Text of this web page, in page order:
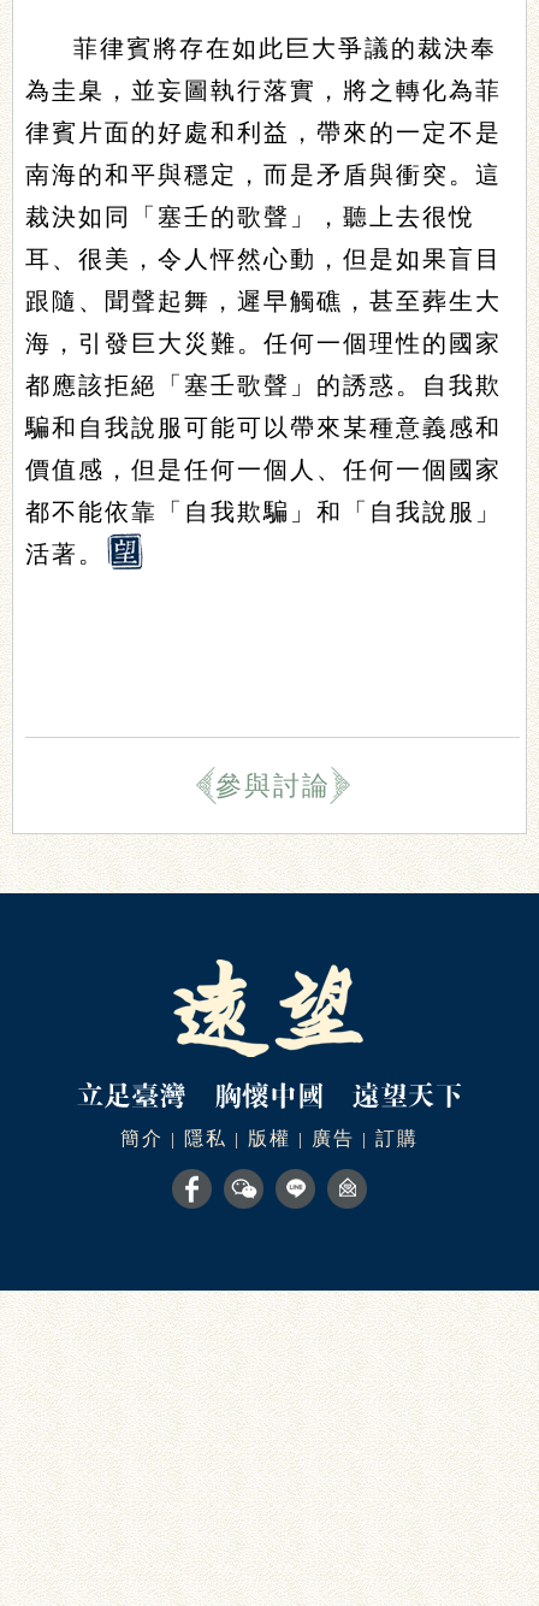
菲律賓將存在如此巨大爭議的裁決奉
為圭臬，並妄圖執行落實，將之轉化為菲
律賓片面的好處和利益，帶來的一定不是
南海的和平與穩定，而是矛盾與衝突。這
裁決如同「塞壬的歌聲」，聽上去很悅
耳、很美，令人怦然心動，但是如果盲目
跟隨、聞聲起舞，遲早觸礁，甚至葬生大
海，引發巨大災難。任何一個理性的國家
都應該拒絕「塞壬歌聲」的誘惑。自我欺
騙和自我說服可能可以帶來某種意義感和
價值感，但是任何一個人、任何一個國家
都不能依靠「自我欺騙」和「自我說服」
活著。
參與討論
簡介 | 隱私 | 版權 | 廣告 | 訂購